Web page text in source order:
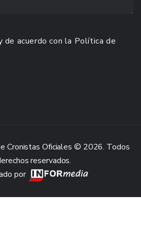
acuerdo con la Política de
Cronistas Oficiales © 2026. Todos
reservados.
por